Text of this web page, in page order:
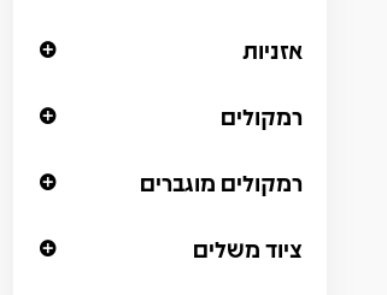
אזניות
רמקולים
רמקולים מוגברים
ציוד משלים